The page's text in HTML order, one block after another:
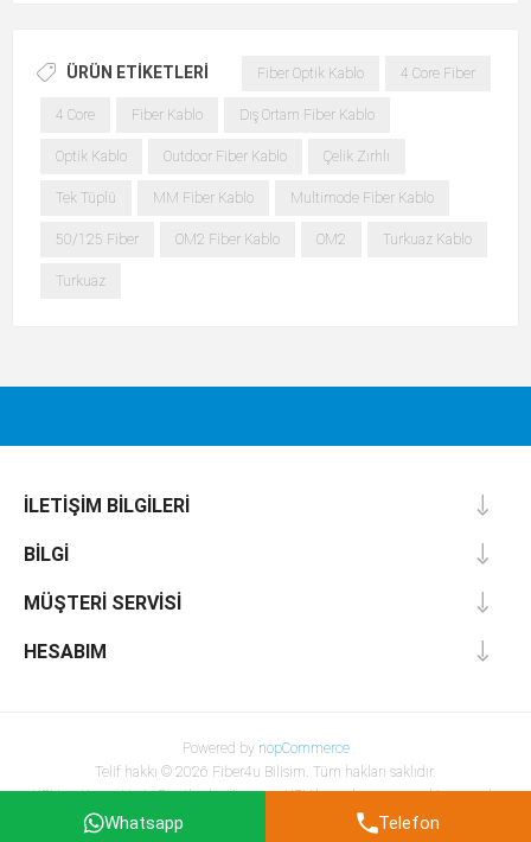
ÜRÜN ETIKETLERI Fiber Optik Kablo 4 Core Fiber
4 Core Fiber Kablo Dış Ortam Fiber Kablo
Optik Kablo Outdoor Fiber Kablo Çelik Zırhlı
Tek Tüplü MM Fiber Kablo Multimode Fiber Kablo
50/125 Fiber OM2 Fiber Kablo OM2 Turkuaz Kablo
Turkuaz
Whatsapp Telefon
İLETIŞIM BILGILERI
BILGI
MÜŞTERI SERVISI
HESABIM
Powered by nopCommerce
Telif hakkı © 2026 Fiber4u Bilisim. Tüm hakları saklıdır.
KDV ve Kargo Hariç Fiyatlardır. Kargo ve KDV hesaplaması sonraki aşamada